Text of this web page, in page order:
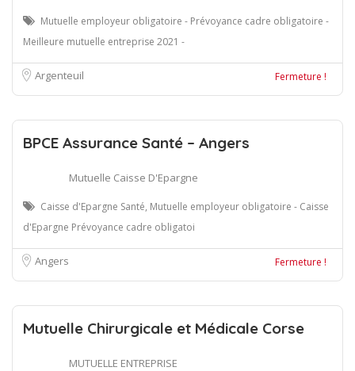
Mutuelle employeur obligatoire - Prévoyance cadre obligatoire -
Meilleure mutuelle entreprise 2021 -
Argenteuil Fermeture !
BPCE Assurance Santé – Angers
Mutuelle Caisse D'Epargne
Caisse d'Epargne Santé, Mutuelle employeur obligatoire - Caisse
d'Epargne Prévoyance cadre obligatoi
Angers Fermeture !
Mutuelle Chirurgicale et Médicale Corse
MUTUELLE ENTREPRISE